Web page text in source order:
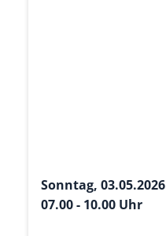
Sonntag, 03.05.2026
07.00 - 10.00 Uhr